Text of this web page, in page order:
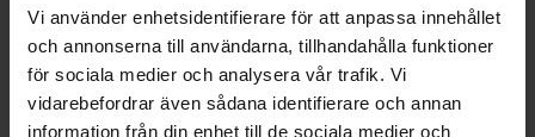
Vi använder enhetsidentifierare för att anpassa innehållet
och annonserna till användarna, tillhandahålla funktioner
för sociala medier och analysera vår trafik. Vi
vidarebefordrar även sådana identifierare och annan
information från din enhet till de sociala medier och
Pris online
225 kr
KöpSefitude, 225 kr.